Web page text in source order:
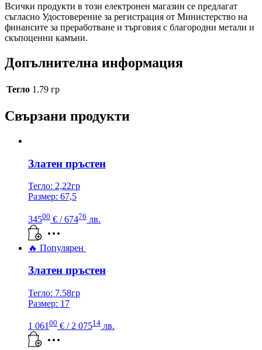
Всички продукти в този електронен магазин се предлагат
съгласно Удостоверение за регистрация от Министерство на
финансите за преработване и търговия с благородни метали и
скъпоценни камъни.
Допълнителна информация
Тегло 1.79 гр
Свързани продукти
Златен пръстен
Тегло: 2,22гр
Размер: 67,5
34500 € / 67476 лв.
🔥 Популярен
Златен пръстен
Тегло: 7.58гр
Размер: 17
1 06100 € / 2 07514 лв.